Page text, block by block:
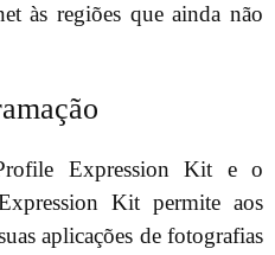
às regiões que ainda não
Expression Kit e o
Kit permite aos
aplicações de fotografias